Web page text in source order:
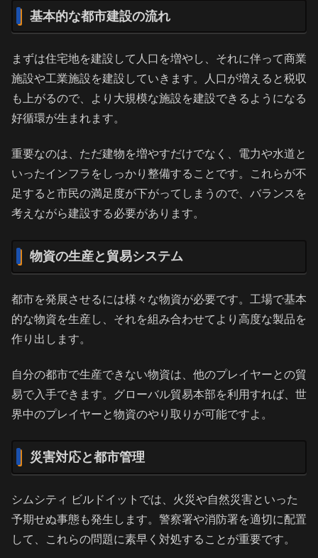
基本的な都市建設の流れ
まずは住宅地を建設して人口を増やし、それに伴って商業
施設や工業施設を建設していきます。人口が増えると税収
も上がるので、より大規模な施設を建設できるようになる
好循環が生まれます。
重要なのは、ただ建物を増やすだけでなく、電力や水道と
いったインフラをしっかり整備することです。これらが不
足すると市民の満足度が下がってしまうので、バランスを
考えながら建設する必要があります。
物資の生産と貿易システム
都市を発展させるには様々な物資が必要です。工場で基本
的な物資を生産し、それを組み合わせてより高度な製品を
作り出します。
自分の都市で生産できない物資は、他のプレイヤーとの貿
易で入手できます。グローバル貿易本部を利用すれば、世
界中のプレイヤーと物資のやり取りが可能ですよ。
災害対応と都市管理
シムシティ ビルドイットでは、火災や自然災害といった
予期せぬ事態も発生します。警察署や消防署を適切に配置
して、これらの問題に素早く対処することが重要です。